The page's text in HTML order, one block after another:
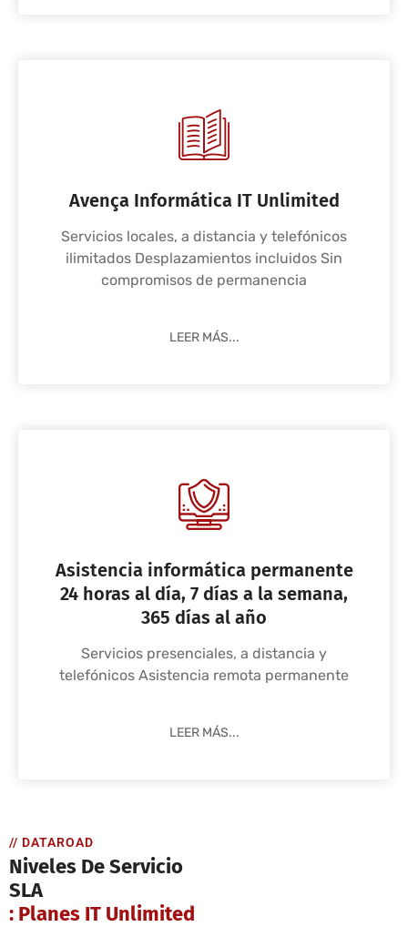
Avença Informática IT Unlimited
Servicios locales, a distancia y telefónicos
ilimitados Desplazamientos incluidos Sin
compromisos de permanencia
LEER MÁS...
Asistencia informática permanente
24 horas al día, 7 días a la semana,
365 días al año
Servicios presenciales, a distancia y
telefónicos Asistencia remota permanente
LEER MÁS...
// DATAROAD
Niveles De Servicio
SLA
: Planes IT Unlimited